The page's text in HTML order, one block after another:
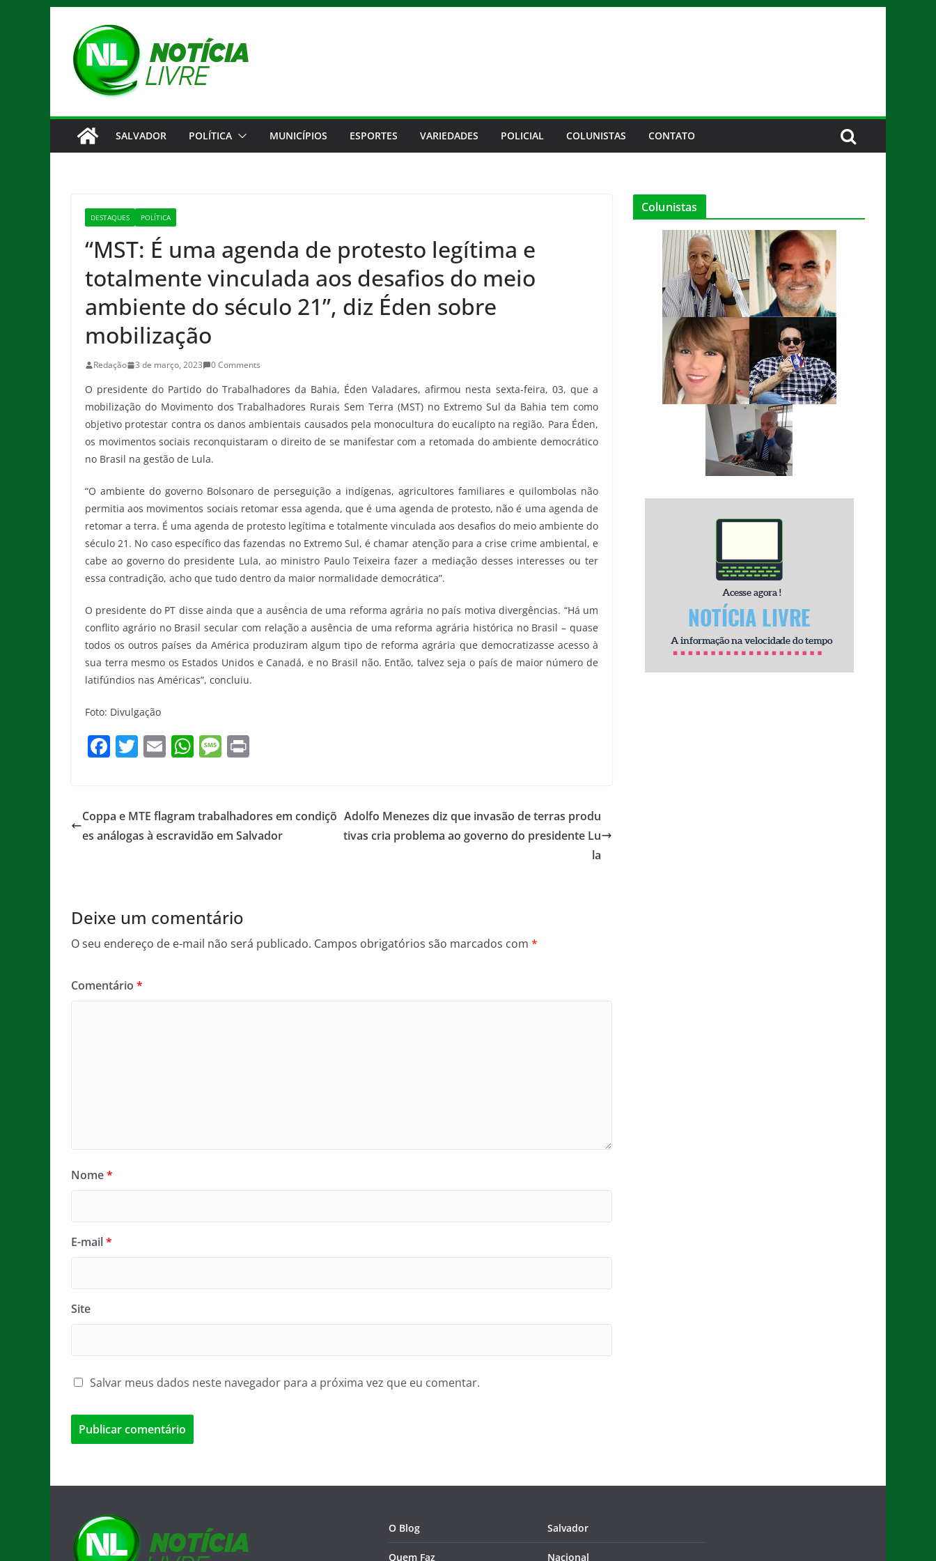
conteúdo
SALVADOR POLÍTICA MUNICÍPIOS ESPORTES VARIEDADES POLICIAL COLUNISTAS CONTATO
DESTAQUES POLÍTICA
“MST: É uma agenda de protesto legítima e
totalmente vinculada aos desafios do meio
ambiente do século 21”, diz Éden sobre
mobilização
Redação 3 de março, 2023 0 Comments
O presidente do Partido do Trabalhadores da Bahia, Éden Valadares, afirmou nesta sexta-feira, 03, que a
mobilização do Movimento dos Trabalhadores Rurais Sem Terra (MST) no Extremo Sul da Bahia tem como
objetivo protestar contra os danos ambientais causados pela monocultura do eucalipto na região. Para Éden,
os movimentos sociais reconquistaram o direito de se manifestar com a retomada do ambiente democrático
no Brasil na gestão de Lula.
“O ambiente do governo Bolsonaro de perseguição a indígenas, agricultores familiares e quilombolas não
permitia aos movimentos sociais retomar essa agenda, que é uma agenda de protesto, não é uma agenda de
retomar a terra. É uma agenda de protesto legítima e totalmente vinculada aos desafios do meio ambiente do
século 21. No caso específico das fazendas no Extremo Sul, é chamar atenção para a crise crime ambiental, e
cabe ao governo do presidente Lula, ao ministro Paulo Teixeira fazer a mediação desses interesses ou ter
essa contradição, acho que tudo dentro da maior normalidade democrática”.
O presidente do PT disse ainda que a ausência de uma reforma agrária no país motiva divergências. “Há um
conflito agrário no Brasil secular com relação a ausência de uma reforma agrária histórica no Brasil – quase
todos os outros países da América produziram algum tipo de reforma agrária que democratizasse acesso à
sua terra mesmo os Estados Unidos e Canadá, e no Brasil não. Então, talvez seja o país de maior número de
latifúndios nas Américas”, concluiu.
Foto: Divulgação
F
e
b
T
er
E
l
W
s
A
M
a
g
Coppa e MTE flagram trabalhadores em condiçõ
es análogas à escravidão em Salvador
Adolfo Menezes diz que invasão de terras produ
tivas cria problema ao governo do presidente Lu
la
Deixe um comentário
O seu endereço de e-mail não será publicado. Campos obrigatórios são marcados com *
Comentário *
Nome*
E-mail*
Site
Salvar meus dados neste navegador para a próxima vez que eu comentar.
Colunistas
O Blog
Quem Faz
Salvador
Nacional